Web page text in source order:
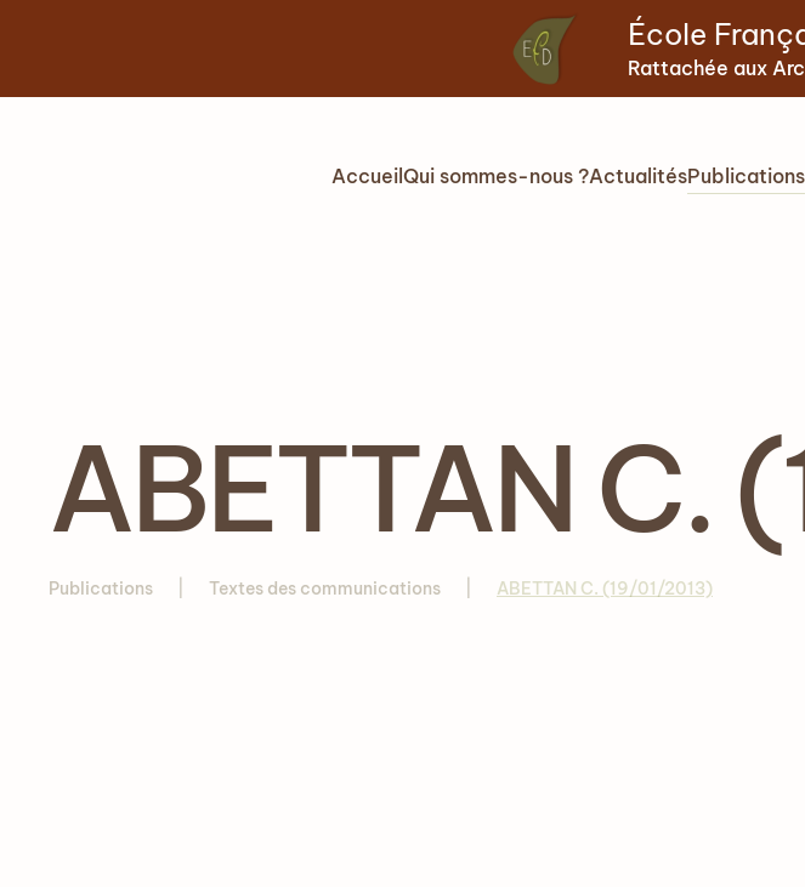
École
Rattachée aux
AccueilQui sommes-nous ?ActualitésPublications
ABETTAN C.
Publications Textes des communications ABETTAN C. (19/01/2013)